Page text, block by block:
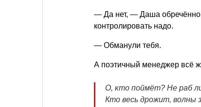
— Да нет, — Даша обречённо
контролировать надо.
— Обманули тебя.
А поэтичный менеджер всё
О, кто поймёт? Не раб
Кто весь дрожит, волны